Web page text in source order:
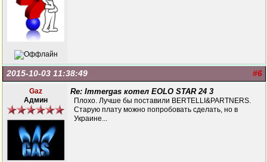
#6
2015-10-03 11:38:49
Gaz
Админ
Re: Immergas котел EOLO STAR 24 3
Плохо. Лучше бы поставили BERTELLI&PARTNERS.
Старую плату можно попробовать сделать, но в
Украине...